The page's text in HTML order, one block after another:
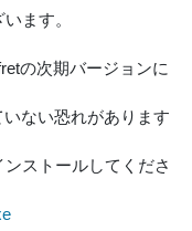
ます。
の次期バージョンに
ない恐れがあります
ストールしてくださ